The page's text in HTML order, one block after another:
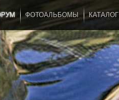
ФОТОАЛЬБОМЫ